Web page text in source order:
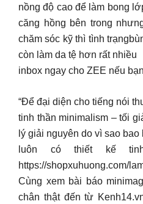
nồng độ cao để làm bong
căng hồng bên trong
chăm sóc kỹ thì tình
còn làm da tệ hơn rất nhiều
inbox ngay cho ZEE nếu
“Để đại diện cho tiếng nói
tinh thần minimalism – tối
lý giải nguyên do vì sao
luôn có thiết kế
https://shopxuhuong.com/
Cùng xem bài báo
chân thật đến từ